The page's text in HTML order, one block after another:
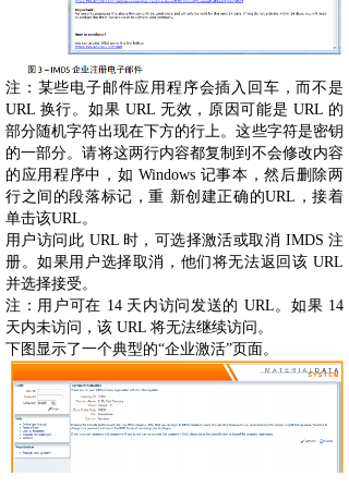
注：某些电子邮件应用程序会插入回车，而不是
URL 换行。如果 URL 无效，原因可能是 URL 的
部分随机字符出现在下方的行上。这些字符是密钥
的一部分。请将这两行内容都复制到不会修改内容
的应用程序中，如 Windows 记事本，然后删除两
行之间的段落标记，重 新创建正确的URL，接着
单击该URL。
用户访问此 URL 时，可选择激活或取消 IMDS 注
册。如果用户选择取消，他们将无法返回该 URL
并选择接受。
注：用户可在 14 天内访问发送的 URL。如果 14
天内未访问，该 URL 将无法继续访问。
下图显示了一个典型的“企业激活”页面。